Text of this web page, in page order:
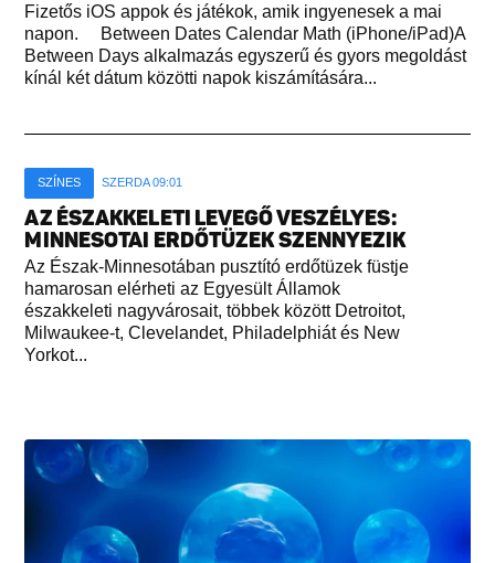
Fizetős iOS appok és játékok, amik ingyenesek a mai
napon. Between Dates Calendar Math (iPhone/iPad)A
Between Days alkalmazás egyszerű és gyors megoldást
kínál két dátum közötti napok kiszámítására...
SZÍNES SZERDA 09:01
AZ ÉSZAKKELETI LEVEGŐ VESZÉLYES:
MINNESOTAI ERDŐTÜZEK SZENNYEZIK
Az Észak-Minnesotában pusztító erdőtüzek füstje
hamarosan elérheti az Egyesült Államok
északkeleti nagyvárosait, többek között Detroitot,
Milwaukee-t, Clevelandet, Philadelphiát és New
Yorkot...